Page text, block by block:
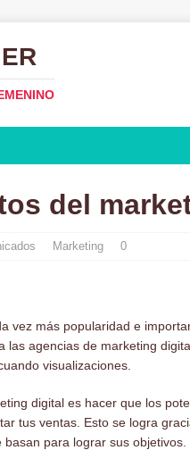
del
Marketing 0
vez más popularidad e
las agencias de marketing
visualizaciones.
digital es hacer que los
tus ventas. Esto se logra
para lograr sus objetivos.